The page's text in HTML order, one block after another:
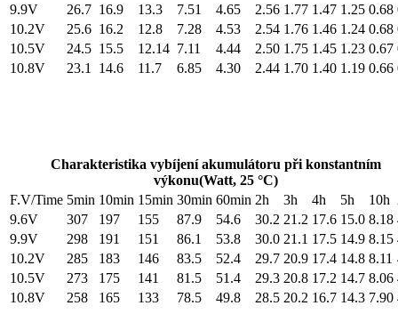
9.9V
26.7 16.9 13.3 7.51 4.65 2.56 1.77 1.47 1.25 0.68
10.2V
25.6 16.2 12.8 7.28 4.53 2.54 1.76 1.46 1.24 0.68
10.5V
24.5 15.5 12.14 7.11 4.44 2.50 1.75 1.45 1.23 0.67
10.8V
23.1 14.6 11.7 6.85 4.30 2.44 1.70 1.40 1.19 0.66
Charakteristika vybíjení akumulátoru při konstantním
výkonu(Watt, 25 °C)
F.V/Time 5min 10min 15min 30min 60min 2h 3h 4h 5h 10h
9.6V
307 197 155 87.9 54.6 30.2 21.2 17.6 15.0 8.18
9.9V
298 191 151 86.1 53.8 30.0 21.1 17.5 14.9 8.15
10.2V
285 183 146 83.5 52.4 29.7 20.9 17.4 14.8 8.11
10.5V
273 175 141 81.5 51.4 29.3 20.8 17.2 14.7 8.06
10.8V
258 165 133 78.5 49.8 28.5 20.2 16.7 14.3 7.90